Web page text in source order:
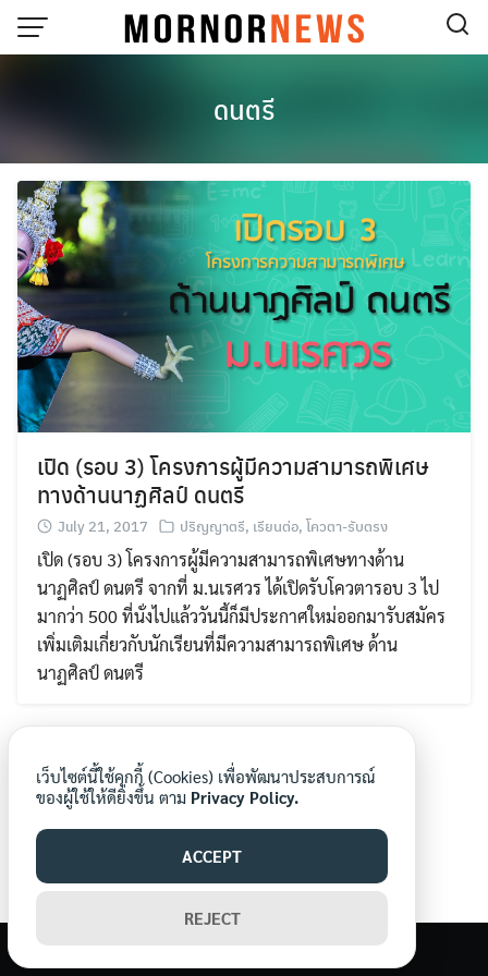
Skip
Search
for:
ดนตรี
เปิด (รอบ 3) โครงการผู้มีความสามารถพิเศษ
ทางด้านนาฏศิลป์ ดนตรี
July 21, 2017 ปริญญาตรี, เรียนต่อ, โควตา-รับตรง
เปิด (รอบ 3) โครงการผู้มีความสามารถพิเศษทางด้าน
นาฏศิลป์ ดนตรี จากที่ ม.นเรศวร ได้เปิดรับโควตารอบ 3 ไป
มากว่า 500 ที่นั่งไปแล้ววันนี้ก็มีประกาศใหม่ออกมารับสมัคร
เพิ่มเติมเกี่ยวกับนักเรียนที่มีความสามารถพิเศษ ด้าน
นาฏศิลป์ ดนตรี
เว็บไซต์นี้ใช้คุกกี้ (Cookies) เพื่อพัฒนาประสบการณ์
ของผู้ใช้ให้ดียิ่งขึ้น ตาม Privacy Policy.
ACCEPT
REJECT